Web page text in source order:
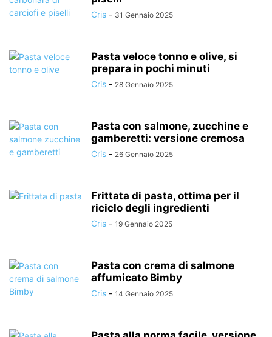
Cris - 31 Gennaio 2025
Pasta veloce tonno e olive, si
prepara in pochi minuti
Cris - 28 Gennaio 2025
Pasta con salmone, zucchine e
gamberetti: versione cremosa
Cris - 26 Gennaio 2025
Frittata di pasta, ottima per il
riciclo degli ingredienti
Cris - 19 Gennaio 2025
Pasta con crema di salmone
affumicato Bimby
Cris - 14 Gennaio 2025